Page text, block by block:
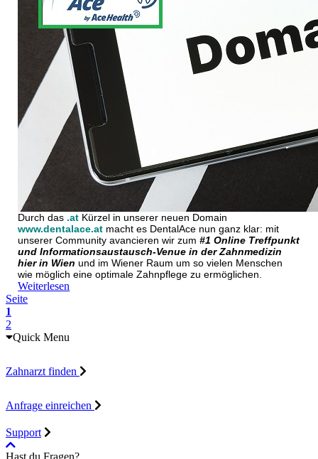
Durch das .at Kürzel in unserer neuen Domain
www.dentalace.at macht es DentalAce nun ganz klar: mit
unserer Community avancieren wir zum#1 Online Treffpunkt
und Informationsaustausch-Venue in der Zahnmedizin
hier in Wien und im Wiener Raum um so vielen Menschen
wie möglich eine optimale Zahnpflege zu ermöglichen.
Weiterlesen
Seite
1
2
Quick Menu
Zahnarzt finden
Anfrage einreichen
Support